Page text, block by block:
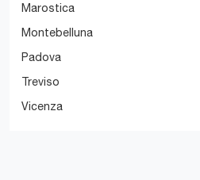
Marostica
Montebelluna
Padova
Treviso
Vicenza